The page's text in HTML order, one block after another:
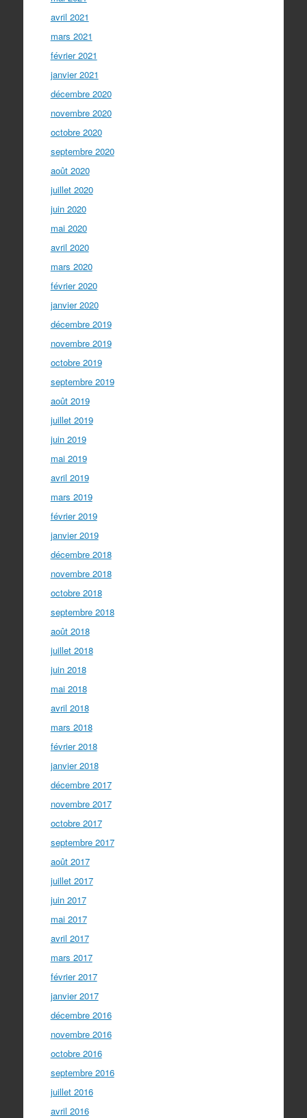
avril 2021
mars 2021
février 2021
janvier 2021
décembre 2020
novembre 2020
octobre 2020
septembre 2020
août 2020
juillet 2020
juin 2020
mai 2020
avril 2020
mars 2020
février 2020
janvier 2020
décembre 2019
novembre 2019
octobre 2019
septembre 2019
août 2019
juillet 2019
juin 2019
mai 2019
avril 2019
mars 2019
février 2019
janvier 2019
décembre 2018
novembre 2018
octobre 2018
septembre 2018
août 2018
juillet 2018
juin 2018
mai 2018
avril 2018
mars 2018
février 2018
janvier 2018
décembre 2017
novembre 2017
octobre 2017
septembre 2017
août 2017
juillet 2017
juin 2017
mai 2017
avril 2017
mars 2017
février 2017
janvier 2017
décembre 2016
novembre 2016
octobre 2016
septembre 2016
juillet 2016
avril 2016